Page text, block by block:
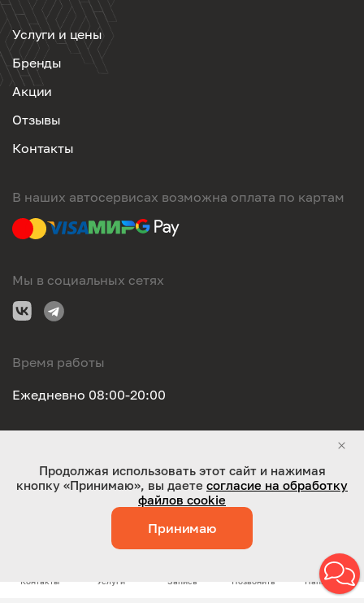
Контакты Услуги Запись Позвонить Написать
Услуги и цены
Бренды
Акции
Отзывы
Контакты
В наших автосервисах возможна оплата по картам
Мы в социальных сетях
Время работы
Ежедневно 08:00-20:00
ООО "Оригинал-сервис". Все права защищены 2026
Работает на технологиях:Jaky
Продолжая использовать этот сайт и нажимая
кнопку «Принимаю», вы даете согласие на обработку
файлов cookie
Принимаю